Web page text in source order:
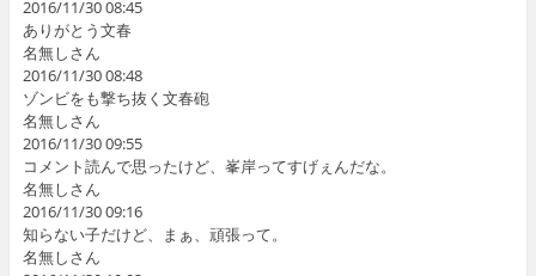
2016/11/30 08:45
ありがとう文春
名無しさん
2016/11/30 08:48
ゾンビをも撃ち抜く文春砲
名無しさん
2016/11/30 09:55
コメント読んで思ったけど、峯岸ってすげぇんだな。
名無しさん
2016/11/30 09:16
知らない子だけど、まぁ、頑張って。
名無しさん